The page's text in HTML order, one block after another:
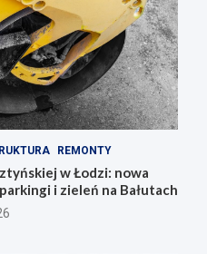
REMONTY
w Łodzi: nowa
i zieleń na Bałutach